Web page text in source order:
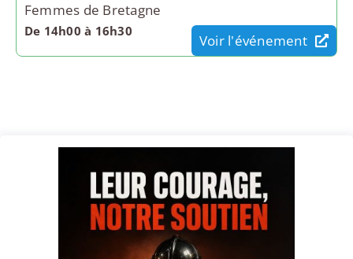
Femmes de Bretagne
De 14h00 à 16h30
Voir l'événement